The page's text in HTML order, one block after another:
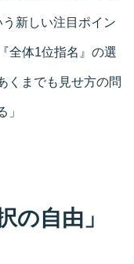
新しい注目ポイン
全体1位指名』の選
くまでも見せ方の問
」
の自由」